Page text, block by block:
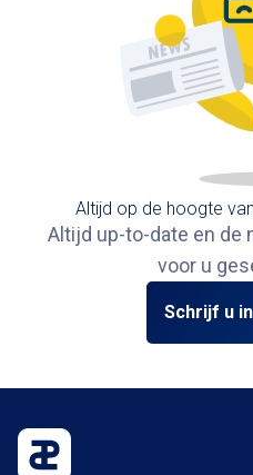
Altijd op de hoogte van
Altijd up-to-date en de
voor u
Schrijf u in